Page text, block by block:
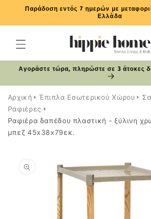
μετάβαση
περιεχόμενο
Παράδοση εντός 7 ημερών με
Ελλάδα
Αγοράστε τώρα, πληρώστε σε 3 άτοκες
Αρχική Έπιπλα Εσωτερικού Χώρου
Ραφιέρες
Ραφιέρα δαπέδου πλαστική - ξύλινη
μπεζ 45x38x79εκ.
πληροφορίες
προϊόντος